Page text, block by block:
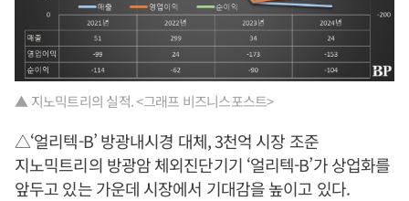
▲ 지노믹트리의 실적. <그래프 비즈니스포스트>
△‘얼리텍-B’ 방광내시경 대체, 3천억 시장 조준
지노믹트리의 방광암 체외진단기기 ‘얼리텍-B’가 상업화를
앞두고 있는 가운데 시장에서 기대감을 높이고 있다.